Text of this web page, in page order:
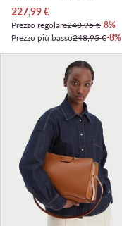
Prezzo attuale
227,99€
Prezzo regolare248,95 €-8%
Prezzo più basso248,95 €-8%